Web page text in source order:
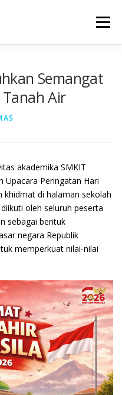
Menu
Semangat
Air
akademika SMKIT
Upacara Peringatan Hari
khidmat di halaman sekolah
oleh seluruh peserta
sebagai bentuk
negara Republik
memperkuat nilai-nilai